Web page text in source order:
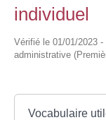
individuel
Vérifié le 01/01/2023
administrative
Vocabulaire